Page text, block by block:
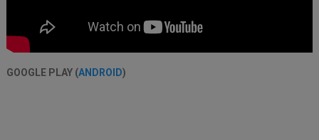
GOOGLE PLAY (ANDROID)